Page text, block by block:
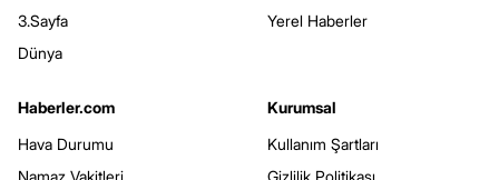
3.Sayfa
Dünya
Yerel Haberler
Haberler.com
Hava Durumu
Kurumsal
Kullanım Şartları